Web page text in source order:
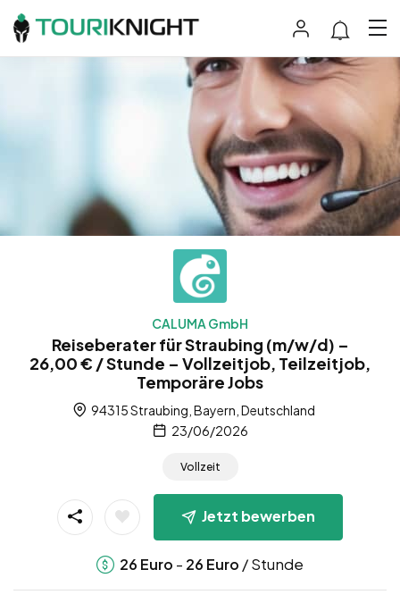
CALUMA GmbH
Reiseberater für Straubing (m/w/d) –
26,00 € / Stunde – Vollzeitjob, Teilzeitjob,
Temporäre Jobs
94315 Straubing, Bayern, Deutschland
23/06/2026
Vollzeit
Jetzt bewerben
26 Euro - 26 Euro / Stunde